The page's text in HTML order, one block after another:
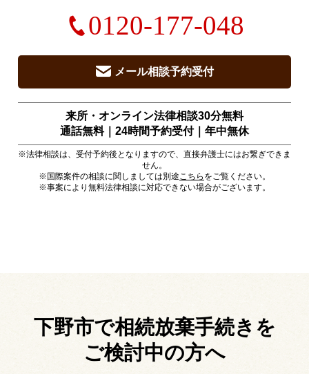
0120-177-048
メール相談予約受付
来所・オンライン法律相談30分無料
通話無料｜24時間予約受付｜ 年中無休
※法律相談は、受付予約後となりますので、直接弁護士にはお繋ぎできま
せん。
※国際案件の相談に関しましては別途こちら をご覧ください。
※事案により無料法律相談に対応できない場合がございます。
下野市で相続放棄手続きを
ご検討中の方へ